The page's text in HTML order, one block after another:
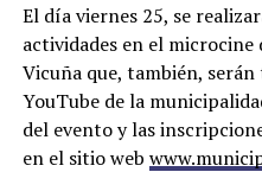
El día viernes 25, se
actividades en el microcine
Vicuña que, también,
YouTube de la
del evento y las
en el sitio web